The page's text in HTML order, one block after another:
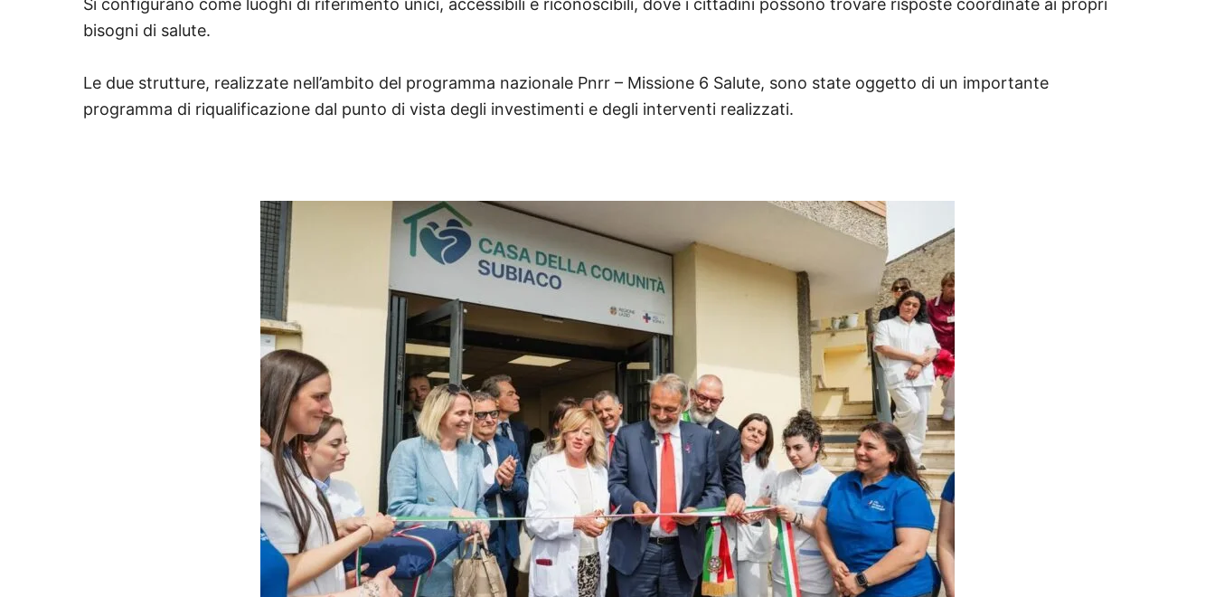
Si configurano come luoghi di riferimento unici, accessibili e riconoscibili, dove i cittadini possono trovare risposte coordinate ai propri
bisogni di salute.
Le due strutture, realizzate nell’ambito del programma nazionale Pnrr – Missione 6 Salute, sono state oggetto di un importante
programma di riqualificazione dal punto di vista degli investimenti e degli interventi realizzati.